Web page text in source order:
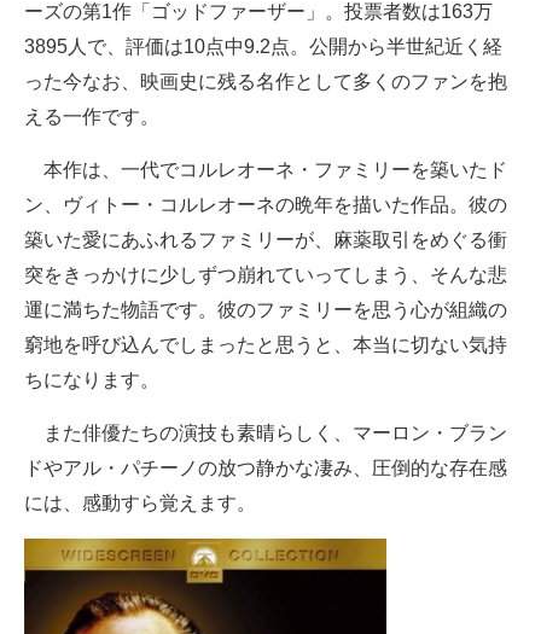
ーズの第1作「ゴッドファーザー」。投票者数は163万
3895人で、評価は10点中9.2点。公開から半世紀近く経
った今なお、映画史に残る名作として多くのファンを抱
える一作です。
本作は、一代でコルレオーネ・ファミリーを築いたド
ン、ヴィトー・コルレオーネの晩年を描いた作品。彼の
築いた愛にあふれるファミリーが、麻薬取引をめぐる衝
突をきっかけに少しずつ崩れていってしまう、そんな悲
運に満ちた物語です。彼のファミリーを思う心が組織の
窮地を呼び込んでしまったと思うと、本当に切ない気持
ちになります。
また俳優たちの演技も素晴らしく、マーロン・ブラン
ドやアル・パチーノの放つ静かな凄み、圧倒的な存在感
には、感動すら覚えます。